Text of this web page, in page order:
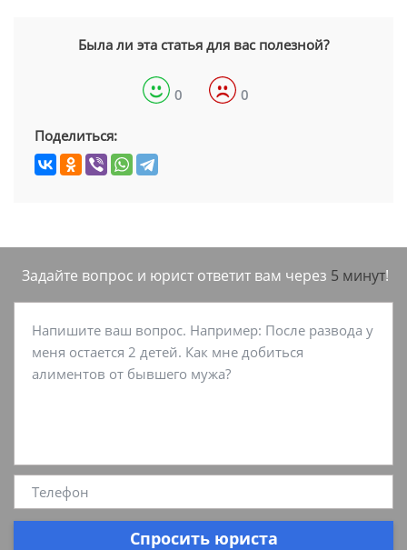
Была ли эта статья для вас полезной?
0 0
Поделиться:
Задайте вопрос и юрист ответит вам через 5 минут!
Спросить юриста